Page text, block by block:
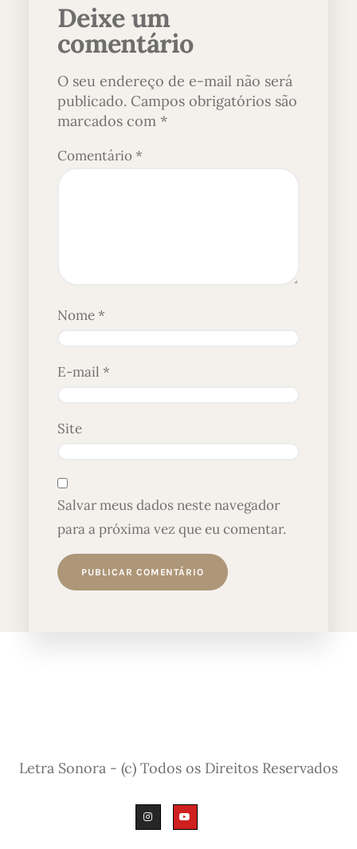
Deixe um
comentário
O seu endereço de e-mail não será
publicado. Campos obrigatórios são
marcados com *
Comentário*
Nome*
E-mail *
Site
Salvar meus dados neste navegador
para a próxima vez que eu comentar.
Letra Sonora - (c) Todos os Direitos Reservados